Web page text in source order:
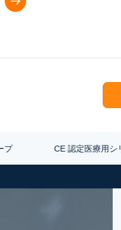
感覚おもちゃバルク、シリコン
問い合わせ
CE 認定医療用シ